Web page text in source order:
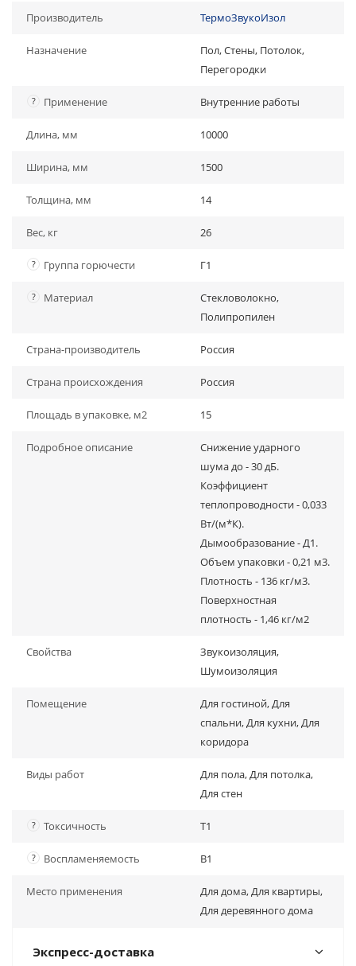
Производитель ТермоЗвукоИзол
Назначение
Пол, Стены, Потолок,
Перегородки
? Применение Внутренние работы
Длина, мм 10000
Ширина, мм 1500
Толщина, мм 14
Вес, кг 26
? Группа горючести Г1
? Материал
Стекловолокно,
Полипропилен
Страна-производитель Россия
Страна происхождения Россия
Площадь в упаковке, м2 15
Подробное описание
Снижение ударного
шума до - 30 дБ.
Коэффициент
теплопроводности - 0,033
Вт/(м*К).
Дымообразование - Д1.
Объем упаковки - 0,21 м3.
Плотность - 136 кг/м3.
Поверхностная
плотность - 1,46 кг/м2
Свойства
Звукоизоляция,
Шумоизоляция
Помещение
Для гостиной, Для
спальни, Для кухни, Для
коридора
Виды работ
Для пола, Для потолка,
Для стен
? Токсичность Т1
? Воспламеняемость В1
Место применения
Для дома, Для квартиры,
Для деревянного дома
Экспресс-доставка